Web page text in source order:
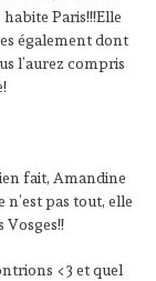
Paris!!!Elle
également dont
l’aurez compris
fait, Amandine
pas tout, elle
Vosges!!
<3 et quel